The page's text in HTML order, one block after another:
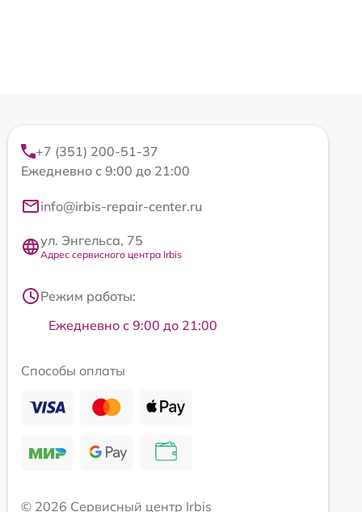
+7 (351) 200-51-37
Ежедневно с 9:00 до 21:00
info@irbis-repair-center.ru
ул. Энгельса, 75
Адрес сервисного центра Irbis
Режим работы:
Ежедневно с 9:00 до 21:00
Способы оплаты
© 2026 Сервисный центр Irbis